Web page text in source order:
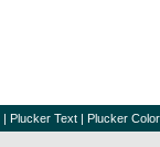
| Plucker Text | Plucker Color